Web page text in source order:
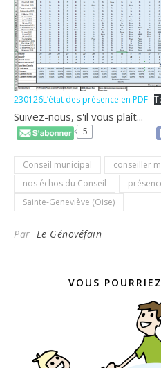
230126L’état des présence en PDF
Suivez-nous, s'il vous plaît...
5
Conseil municipal
conseiller
nos échos du Conseil
Sainte-Geneviève (Oise)
Par Le Génovéfain
VOUS